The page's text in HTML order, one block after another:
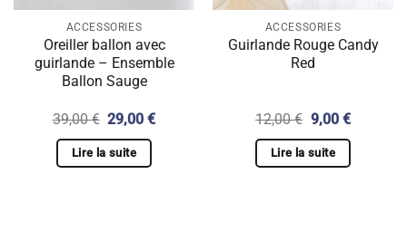
ACCESSORIES
Oreiller ballon avec
guirlande – Ensemble
Ballon Sauge
39,00€ Le
initial
était :
29,00€Le
Lire la suite
ACCESSORIES
Guirlande Rouge Candy
Red
12,00€ Le
initial
était :
9,00 €Le
actuel
est :
Lire la suite